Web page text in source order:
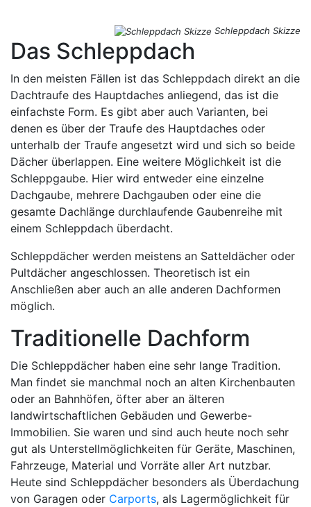
Schleppdach Skizze
Das Schleppdach
In den meisten Fällen ist das Schleppdach direkt an die
Dachtraufe des Hauptdaches anliegend, das ist die
einfachste Form. Es gibt aber auch Varianten, bei
denen es über der Traufe des Hauptdaches oder
unterhalb der Traufe angesetzt wird und sich so beide
Dächer überlappen. Eine weitere Möglichkeit ist die
Schleppgaube. Hier wird entweder eine einzelne
Dachgaube, mehrere Dachgauben oder eine die
gesamte Dachlänge durchlaufende Gaubenreihe mit
einem Schleppdach überdacht.
Schleppdächer werden meistens an Satteldächer oder
Pultdächer angeschlossen. Theoretisch ist ein
Anschließen aber auch an alle anderen Dachformen
möglich.
Traditionelle Dachform
Die Schleppdächer haben eine sehr lange Tradition.
Man findet sie manchmal noch an alten Kirchenbauten
oder an Bahnhöfen, öfter aber an älteren
landwirtschaftlichen Gebäuden und Gewerbe-
Immobilien. Sie waren und sind auch heute noch sehr
gut als Unterstellmöglichkeiten für Geräte, Maschinen,
Fahrzeuge, Material und Vorräte aller Art nutzbar.
Heute sind Schleppdächer besonders als Überdachung
von Garagen oder Carports, als Lagermöglichkeit für